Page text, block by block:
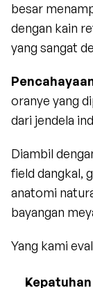
besar
dengan kain
yang sangat
oranye yang
dari jendela
Diambil
field dangkal,
anatomi
bayangan
Yang kami